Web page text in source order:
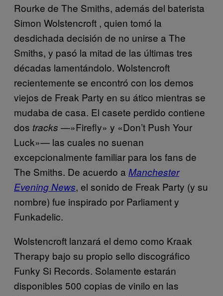
Rourke de The Smiths, además del baterista
Simon Wolstencroft , quien tomó la
desdichada decisión de no unirse a The
Smiths, y pasó la mitad de las últimas tres
décadas lamentándolo. Wolstencroft​
recientemente se encontró con los demos
viejos de Freak Party en su ático mientras se
mudaba de casa. El casete perdido contiene
dos tracks —»Firefly» y «Don’t Push Your
Luck»— las cuales no suenan
excepcionalmente familiar para los fans de
The Smiths. De acuerdo a Manchester
Evening News, el sonido de Freak Party (y su
nombre) fue inspirado por Parliament y
Funkadelic.
Wolstencroft lanzará el demo como Kraak
Therapy bajo su propio sello discográfico
Funky Si Records. Solamente estarán
disponibles 500 copias de vinilo en las